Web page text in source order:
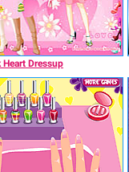
Heart Dressup